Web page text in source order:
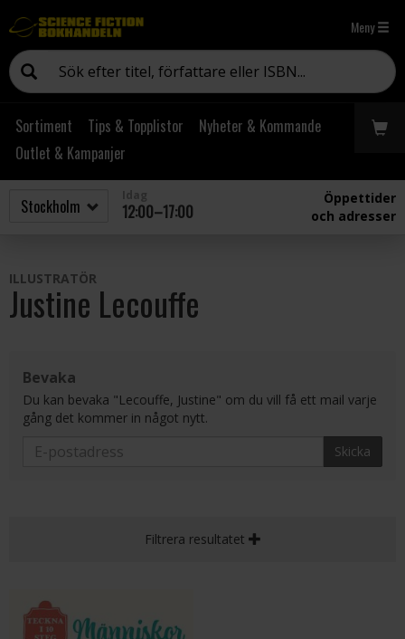
Meny
Sortiment Tips & Topplistor
Nyheter & Kommande
Outlet & Kampanjer
12:00–17:00
Öppettider
och adresser
ILLUSTRATÖR
Justine Lecouffe
Bevaka
Du kan bevaka "Lecouffe, Justine" om du vill få ett mail varje
gång det kommer in något nytt.
Skicka
Filtrera resultatet